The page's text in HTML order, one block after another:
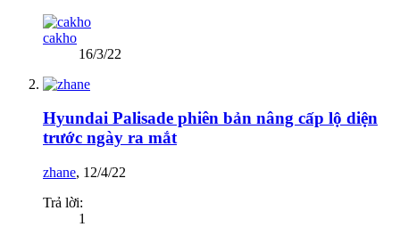
cakho
16/3/22
Hyundai Palisade phiên bản nâng cấp lộ diện
trước ngày ra mắt
zhane, 12/4/22
Trả lời:
1